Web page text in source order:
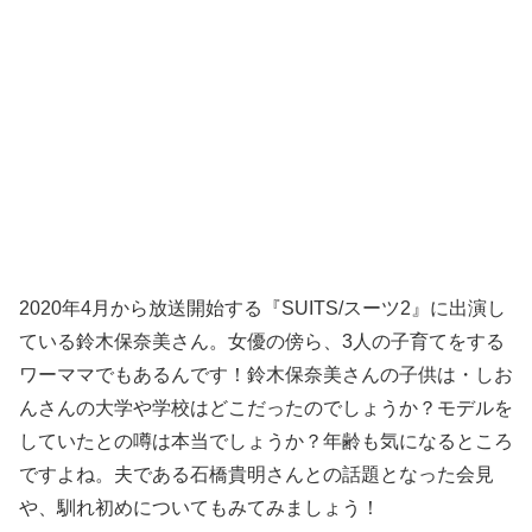
2020年4月から放送開始する『SUITS/スーツ2』に出演し
ている鈴木保奈美さん。 女優の傍ら、3人の子育てをする
ワーママでもあるんです！鈴木保奈美さんの子供は・しお
んさんの大学や学校はどこだったのでしょうか？モデルを
していたとの噂は本当でしょうか？年齢も気になるところ
ですよね。夫である石橋貴明さんとの話題となった会見
や、馴れ初めについてもみてみましょう！